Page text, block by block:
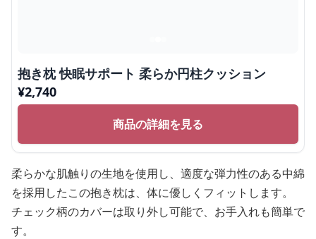
抱き枕 快眠サポート 柔らか円柱クッション
¥2,740
商品の詳細を見る
柔らかな肌触りの生地を使用し、適度な弾力性のある中綿
を採用したこの抱き枕は、体に優しくフィットします。
チェック柄のカバーは取り外し可能で、お手入れも簡単で
す。